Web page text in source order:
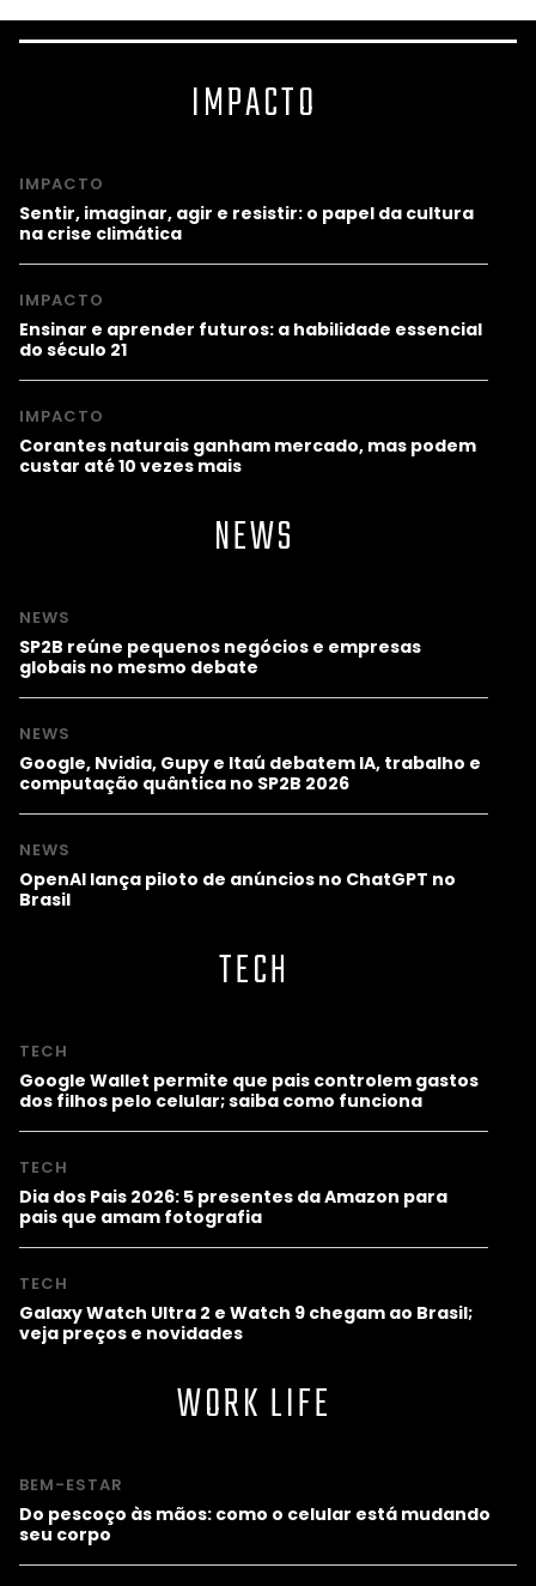
IMPACTO
IMPACTO
Sentir, imaginar, agir e resistir: o papel da cultura
na crise climática
IMPACTO
Ensinar e aprender futuros: a habilidade essencial
do século 21
IMPACTO
Corantes naturais ganham mercado, mas podem
custar até 10 vezes mais
NEWS
NEWS
SP2B reúne pequenos negócios e empresas
globais no mesmo debate
NEWS
Google, Nvidia, Gupy e Itaú debatem IA, trabalho e
computação quântica no SP2B 2026
NEWS
OpenAI lança piloto de anúncios no ChatGPT no
Brasil
TECH
TECH
Google Wallet permite que pais controlem gastos
dos filhos pelo celular; saiba como funciona
TECH
Dia dos Pais 2026: 5 presentes da Amazon para
pais que amam fotografia
TECH
Galaxy Watch Ultra 2 e Watch 9 chegam ao Brasil;
veja preços e novidades
WORK LIFE
BEM-ESTAR
Do pescoço às mãos: como o celular está mudando
seu corpo